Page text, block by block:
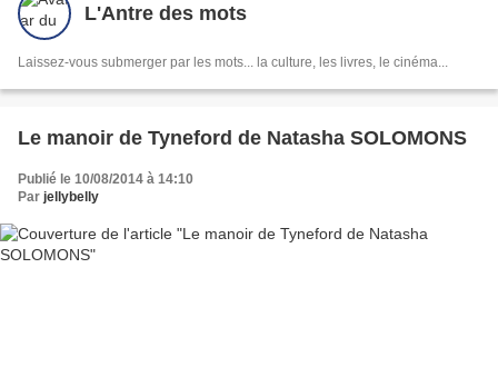
L'Antre des mots
Laissez-vous submerger par les mots... la culture, les livres, le cinéma...
Le manoir de Tyneford de Natasha SOLOMONS
Publié le 10/08/2014 à 14:10
Par jellybelly